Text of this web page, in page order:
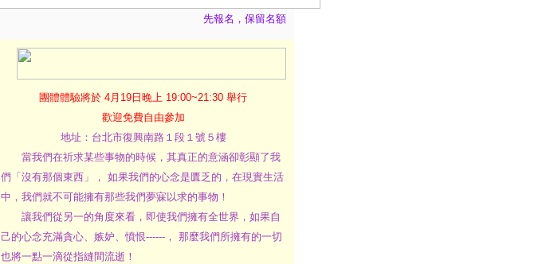
先報名，保留名額
團體體驗將於 4月19日晚上 19:00~21:30 舉行
歡迎免費自由參加
地址：台北市復興南路１段１號５樓
當我們在祈求某些事物的時候，其真正的意涵卻彰顯了我
們「沒有那個東西」， 如果我們的心念是匱乏的，在現實生活
中，我們就不可能擁有那些我們夢寐以求的事物！
讓我們從另一的角度來看，即使我們擁有全世界，如果自
己的心念充滿貪心、嫉妒、憤恨------， 那麼我們所擁有的一切
也將一點一滴從指縫間流逝！